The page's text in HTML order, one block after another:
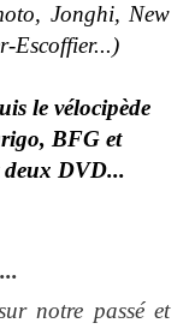
Jonghi, New
Escoffier...)
le vélocipède
BFG et
deux DVD...
notre passé et